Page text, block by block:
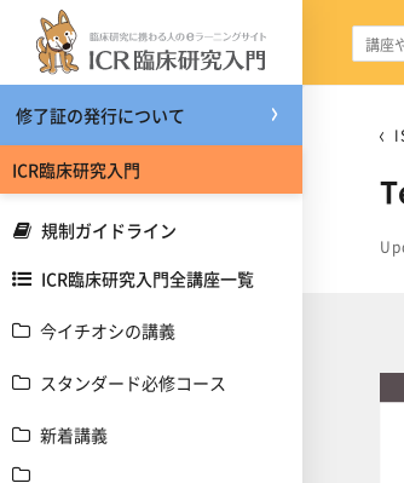
メインコンテンツへスキップする
修了証の発行について
ICR臨床研究入門
規制ガイドライン
ICR臨床研究入門全講座一覧
今イチオシの講義
スタンダード必修コース
新着講義